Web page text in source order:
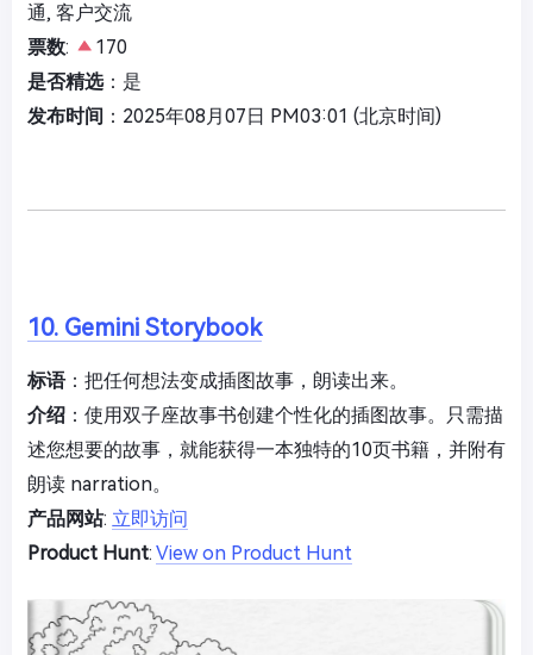
通, 客户交流
票数:
170
是否精选：是
发布时间 ：2025年08月07日 PM03:01 (北京时间)
10. Gemini Storybook
标语：把任何想法变成插图故事，朗读出来。
介绍 ：使用双子座故事书创建个性化的插图故事。只需描
述您想要的故事，就能获得一本独特的10页书籍，并附有
朗读 narration。
产品网站: 立即访问
Product Hunt: View on Product Hunt